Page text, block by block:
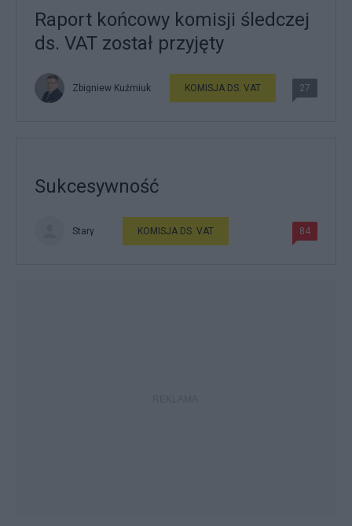
Raport końcowy komisji śledczej
ds. VAT został przyjęty
Zbigniew Kuźmiuk KOMISJA DS. VAT 27
Sukcesywność
Stary KOMISJA DS. VAT 84